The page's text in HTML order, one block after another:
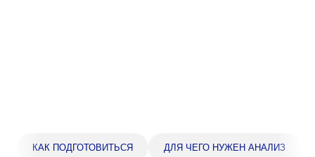
Адрес
КАК ПОДГОТОВИТЬСЯ ДЛЯ ЧЕГО НУЖЕН АНАЛИЗ